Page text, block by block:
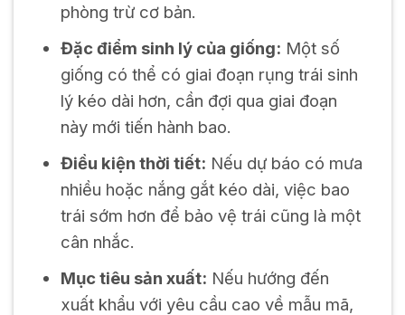
phòng trừ cơ bản.
Đặc điểm sinh lý của giống: Một số
giống có thể có giai đoạn rụng trái sinh
lý kéo dài hơn, cần đợi qua giai đoạn
này mới tiến hành bao.
Điều kiện thời tiết: Nếu dự báo có mưa
nhiều hoặc nắng gắt kéo dài, việc bao
trái sớm hơn để bảo vệ trái cũng là một
cân nhắc.
Mục tiêu sản xuất: Nếu hướng đến
xuất khẩu với yêu cầu cao về mẫu mã,